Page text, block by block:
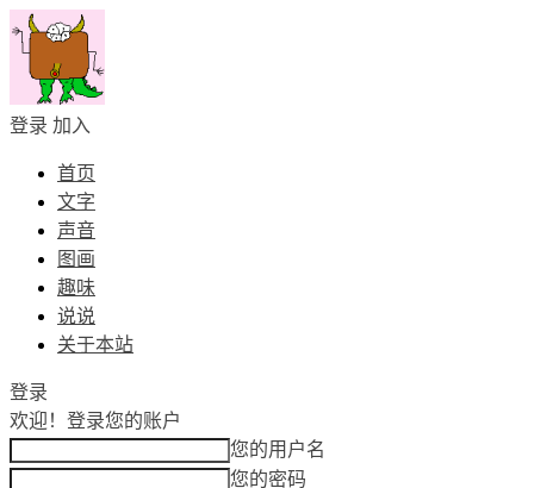
登录 加入
首页
文字
声音
图画
趣味
说说
关于本站
登录
欢迎！ 登录您的账户
您的用户名
您的密码